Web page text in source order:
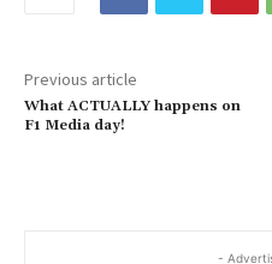
Previous article
What ACTUALLY happens on
F1 Media day!
-